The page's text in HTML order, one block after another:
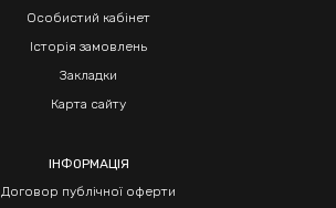
Особистий кабінет
Історія замовлень
Закладки
Карта сайту
ІНФОРМАЦІЯ
Договор публічної оферти